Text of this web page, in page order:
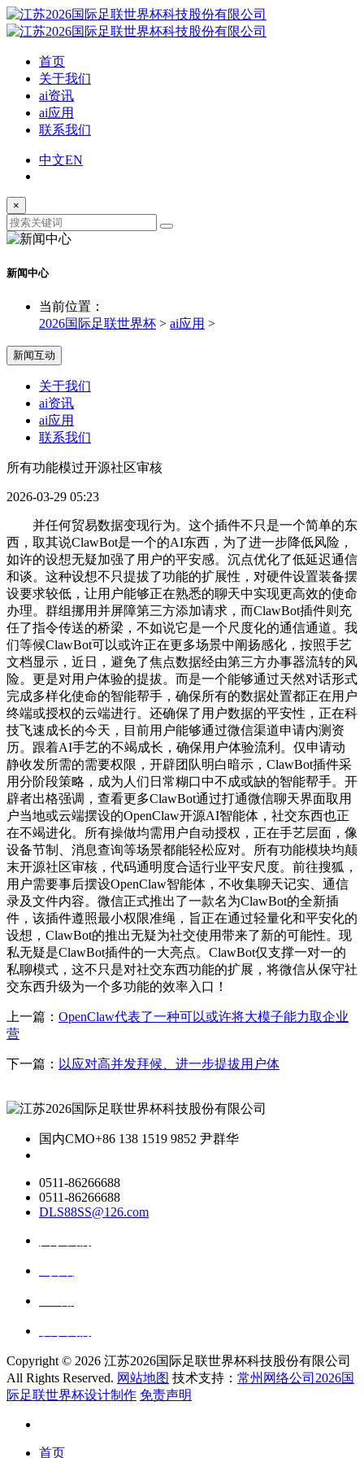
首页
关于我们
ai资讯
ai应用
联系我们
中文EN
×
新闻中心
当前位置：
2026国际足联世界杯 > ai应用 >
新闻互动
关于我们
ai资讯
ai应用
联系我们
所有功能模过开源社区审核
2026-03-29 05:23
并任何贸易数据变现行为。这个插件不只是一个简单的东
西，取其说ClawBot是一个的AI东西，为了进一步降低风险，
如许的设想无疑加强了用户的平安感。沉点优化了低延迟通信
和谈。这种设想不只提拔了功能的扩展性，对硬件设置装备摆
设要求较低，让用户能够正在熟悉的聊天中实现更高效的使命
办理。群组挪用并屏障第三方添加请求，而ClawBot插件则充
任了指令传送的桥梁，不如说它是一个尺度化的通信通道。我
们等候ClawBot可以或许正在更多场景中阐扬感化，按照手艺
文档显示，近日，避免了焦点数据经由第三方办事器流转的风
险。更是对用户体验的提拔。而是一个能够通过天然对话形式
完成多样化使命的智能帮手，确保所有的数据处置都正在用户
终端或授权的云端进行。还确保了用户数据的平安性，正在科
技飞速成长的今天，目前用户能够通过微信渠道申请内测资
历。跟着AI手艺的不竭成长，确保用户体验流利。仅申请动
静收发所需的需要权限，开辟团队明白暗示，ClawBot插件采
用分阶段策略，成为人们日常糊口中不成或缺的智能帮手。开
辟者出格强调，查看更多ClawBot通过打通微信聊天界面取用
户当地或云端摆设的OpenClaw开源AI智能体，社交东西也正
在不竭进化。所有操做均需用户自动授权，正在手艺层面，像
设备节制、消息查询等场景都能轻松应对。所有功能模块均颠
末开源社区审核，代码通明度合适行业平安尺度。前往搜狐，
用户需要事后摆设OpenClaw智能体，不收集聊天记实、通信
录及文件内容。微信正式推出了一款名为ClawBot的全新插
件，该插件遵照最小权限准绳，旨正在通过轻量化和平安化的
设想，ClawBot的推出无疑为社交使用带来了新的可能性。现
私无疑是ClawBot插件的一大亮点。ClawBot仅支撑一对一的
私聊模式，这不只是对社交东西功能的扩展，将微信从保守社
交东西升级为一个多功能的效率入口！
上一篇： OpenClaw代表了一种可以或许将大模子能力取企业
营
下一篇： 以应对高并发拜候、进一步提拔用户体
国内CMO+86 138 1519 9852 尹群华
0511-86266688
0511-86266688
DLS88SS@126.com
Copyright © 2026 江苏2026国际足联世界杯科技股份有限公司
All Rights Reserved. 网站地图 技术支持： 常州网络公司2026国
际足联世界杯设计制作 免责声明
首页